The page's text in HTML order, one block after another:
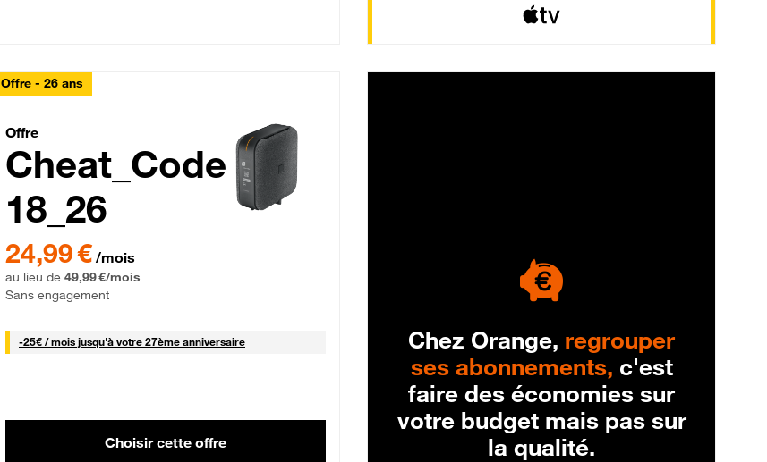
Offre - 26 ans
Cheat_Code Fibre_18_26
Offre
Cheat_Code
18_26
24,99 € /mois
au lieu de 49,99 €/mois
Sans engagement
-25€ / mois25 € par mois
jusqu'à votre 27ème anniversaire
Choisir cette offre
Chez Orange, regrouper
ses abonnements, c'est
faire des économies sur
votre budget mais pas sur
la qualité.